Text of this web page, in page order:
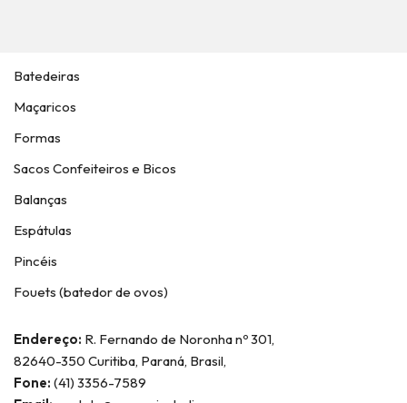
Batedeiras
Maçaricos
Formas
Sacos Confeiteiros e Bicos
Balanças
Espátulas
Pincéis
Fouets (batedor de ovos)
Endereço: R. Fernando de Noronha nº 301,
82640-350 Curitiba, Paraná, Brasil,
Fone: (41) 3356-7589